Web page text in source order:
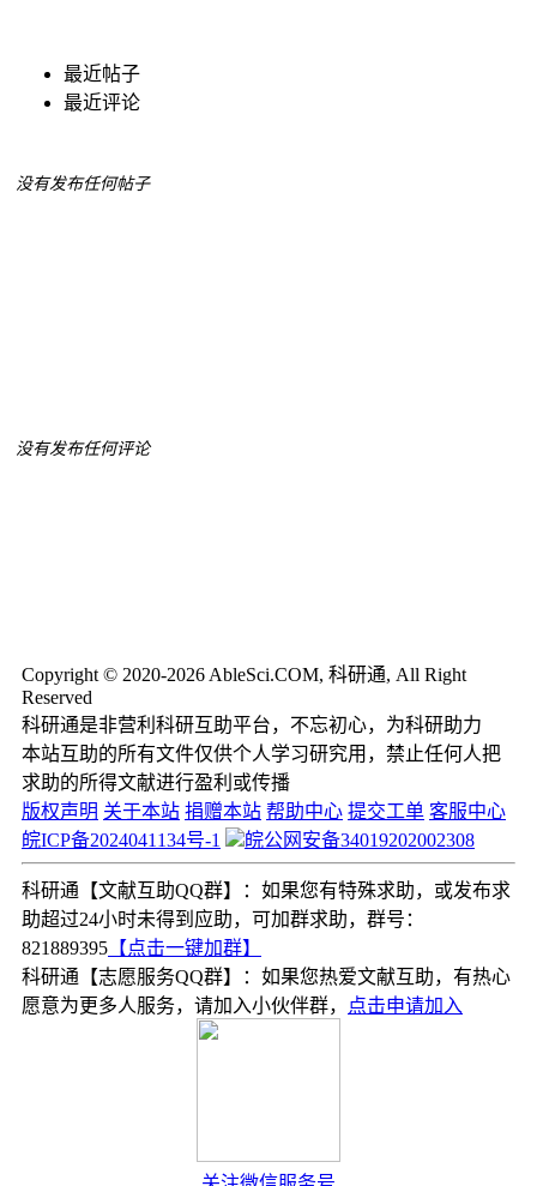
最近帖子
最近评论
没有发布任何帖子
没有发布任何评论
Copyright © 2020-2026 AbleSci.COM, 科研通, All Right
Reserved
科研通是非营利科研互助平台，不忘初心，为科研助力
本站互助的所有文件仅供个人学习研究用，禁止任何人把
求助的所得文献进行盈利或传播
版权声明 关于本站 捐赠本站 帮助中心 提交工单 客服中心
皖ICP备2024041134号-1
皖公网安备34019202002308
科研通【文献互助QQ群】：如果您有特殊求助，或发布求
助超过24小时未得到应助，可加群求助，群号：
821889395 【点击一键加群】
科研通【志愿服务QQ群】：如果您热爱文献互助，有热心
愿意为更多人服务，请加入小伙伴群，
点击申请加入